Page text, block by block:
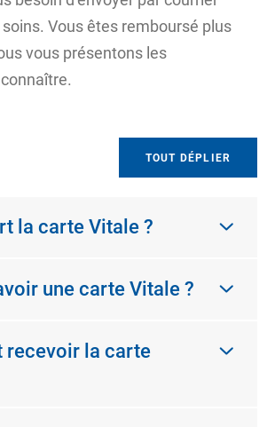
Vous êtes remboursé plus
vous présentons les
TOUT DÉPLIER
la carte Vitale ?
une carte Vitale ?
recevoir la carte